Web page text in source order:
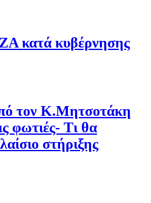
κατά κυβέρνησης
τον Κ.Μητσοτάκη
φωτιές- Τι θα
στήριξης